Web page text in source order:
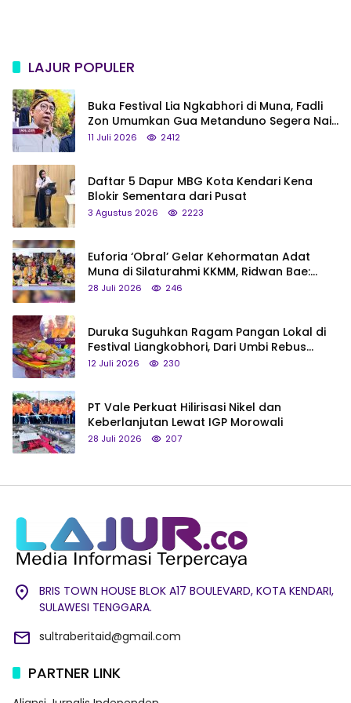
LAJUR POPULER
Buka Festival Lia Ngkabhori di Muna, Fadli
Zon Umumkan Gua Metanduno Segera Naik
Status Jadi Cagar Budaya Nasional
11 Juli 2026 2412
Daftar 5 Dapur MBG Kota Kendari Kena
Blokir Sementara dari Pusat
3 Agustus 2026 2223
Euforia ‘Obral’ Gelar Kehormatan Adat
Muna di Silaturahmi KKMM, Ridwan Bae:
Saya Bukan Tipe Begitu, Belum Pantas!
28 Juli 2026 246
Duruka Suguhkan Ragam Pangan Lokal di
Festival Liangkobhori, Dari Umbi Rebus
hingga Tumpeng Beras Muna
12 Juli 2026 230
PT Vale Perkuat Hilirisasi Nikel dan
Keberlanjutan Lewat IGP Morowali
28 Juli 2026 207
BRIS TOWN HOUSE BLOK A17 BOULEVARD, KOTA KENDARI,
SULAWESI TENGGARA.
sultraberitaid@gmail.com
PARTNER LINK